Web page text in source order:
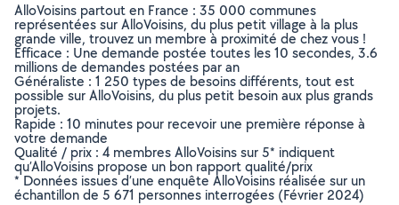
AlloVoisins partout en France : 35 000 communes
représentées sur AlloVoisins, du plus petit village à la plus
grande ville, trouvez un membre à proximité de chez vous !
Efficace : Une demande postée toutes les 10 secondes, 3.6
millions de demandes postées par an
Généraliste : 1 250 types de besoins différents, tout est
possible sur AlloVoisins, du plus petit besoin aux plus grands
projets.
Rapide : 10 minutes pour recevoir une première réponse à
votre demande
Qualité / prix : 4 membres AlloVoisins sur 5* indiquent
qu’AlloVoisins propose un bon rapport qualité/prix
* Données issues d’une enquête AlloVoisins réalisée sur un
échantillon de 5 671 personnes interrogées (Février 2024)